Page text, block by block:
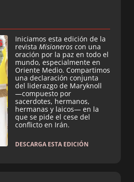
Iniciamos esta edición de la
revista Misioneros con una
oración por la paz en todo el
mundo, especialmente en
Oriente Medio. Compartimos
una declaración conjunta
del liderazgo de Maryknoll
—compuesto por
sacerdotes, hermanos,
hermanas y laicos— en la
que se pide el cese del
conflicto en Irán.
DESCARGA ESTA EDICIÓN